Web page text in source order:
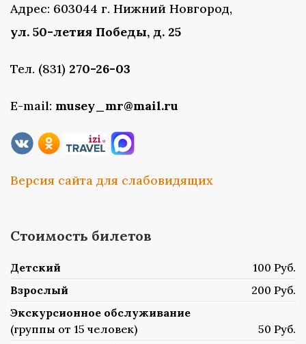
Адрес: 603044 г. Нижний Новгород,
ул. 50-летия Победы, д. 25
Тел. (831) 270-26-03
E-mail: musey_mr@mail.ru
Версия сайта для слабовидящих
Стоимость билетов
Детский
100 Руб.
Взрослый
200 Руб.
Экскурсионное обслуживание
(группы от 15 человек)
50 Руб.